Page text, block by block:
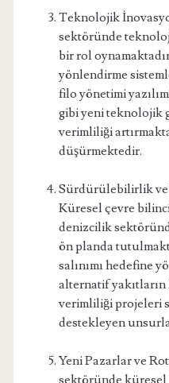
Teknolojik
sektöründe
bir rol
yönlendirme
filo yönetimi
gibi yeni teknolojik
verimliliği
düşürmektedir.
Sürdürülebilirlik ve
Küresel çevre
denizcilik
ön planda
salınımı hedefine
alternatif yakıtların
verimliliği projeleri
destekleyen
Yeni Pazarlar ve
sektöründe